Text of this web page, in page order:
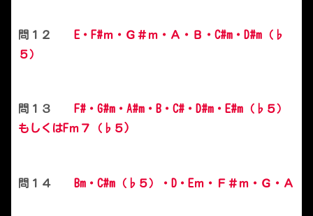
問１２
E・F#ｍ・Ｇ＃ｍ・Ａ・Ｂ・C#m・D#m（♭
５）
問１３
F#・G#m・A#m・B・C#・D#m・E#m（♭５）
もしくはFｍ７（♭５)
問１４ Bm・C#m（♭５）・D・Eｍ・Ｆ＃ｍ・Ｇ・Ａ